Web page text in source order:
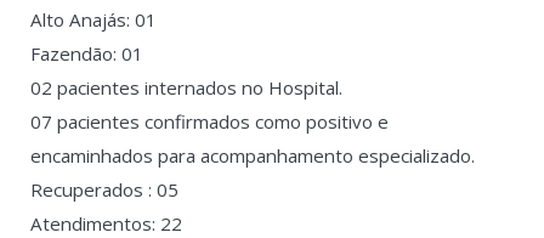
Alto Anajás: 01
Fazendão: 01
02 pacientes internados no Hospital.
07 pacientes confirmados como positivo e
encaminhados para acompanhamento especializado.
Recuperados : 05
Atendimentos: 22